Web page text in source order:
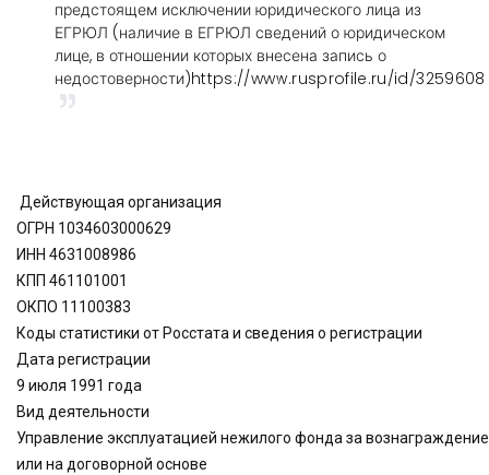
предстоящем исключении юридического лица из
ЕГРЮЛ (наличие в ЕГРЮЛ сведений о юридическом
лице, в отношении которых внесена запись о
недостоверности)https://www.rusprofile.ru/id/3259608
Действующая организация
ОГРН 1034603000629
ИНН 4631008986
КПП 461101001
ОКПО 11100383
Коды статистики от Росстата и сведения о регистрации
Дата регистрации
9 июля 1991 года
Вид деятельности
Управление эксплуатацией нежилого фонда за вознаграждение
или на договорной основе